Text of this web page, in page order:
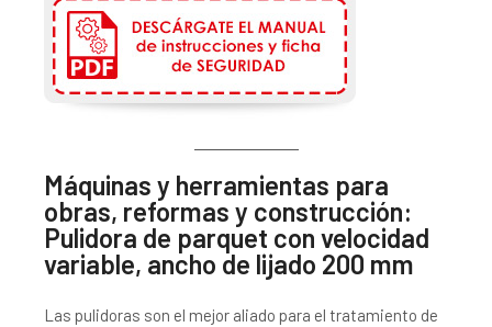
Máquinas y herramientas para
obras, reformas y construcción:
Pulidora de parquet con velocidad
variable, ancho de lijado 200 mm
Las pulidoras son el mejor aliado para el tratamiento de